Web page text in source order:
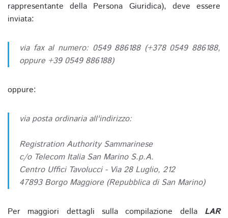
rappresentante della Persona Giuridica), deve essere
inviata:
via fax al numero: 0549 886188 (+378 0549 886188,
oppure +39 0549 886188)
oppure:
via posta ordinaria all'indirizzo:
Registration Authority Sammarinese
c/o Telecom Italia San Marino S.p.A.
Centro Uffici Tavolucci - Via 28 Luglio, 212
47893 Borgo Maggiore (Repubblica di San Marino)
Per maggiori dettagli sulla compilazione della LAR